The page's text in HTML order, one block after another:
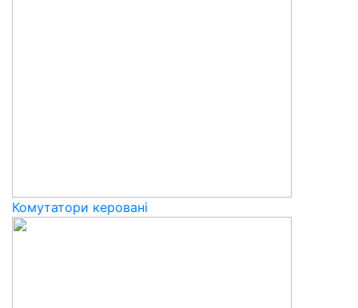
Комутатори керовані